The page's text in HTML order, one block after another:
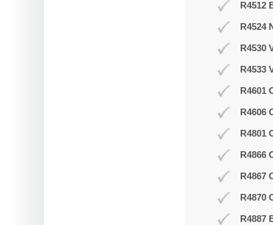
R4512
R4524
R4530
R4533
R4601
R4606
R4801
R4866
R4867
R4870
R4887